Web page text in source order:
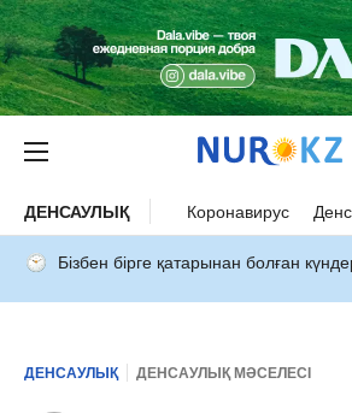
ДЕНСАУЛЫҚ Коронавирус
Бізбен бірге қатарынан болған
ДЕНСАУЛЫҚ ДЕНСАУЛЫҚ МӘСЕЛЕСІ